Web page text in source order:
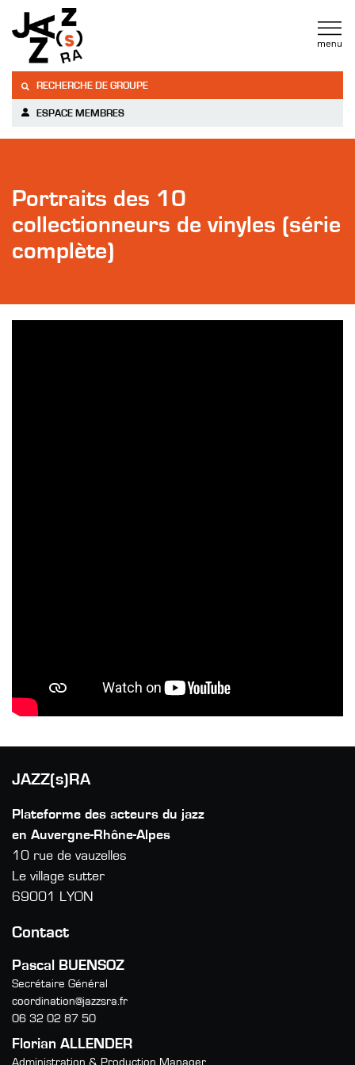
RECHERCHE DE GROUPE
ESPACE MEMBRES
Portraits des 10
collectionneurs de vinyles (série
complète)
JAZZ(s)RA
Plateforme des acteurs du jazz
en Auvergne-Rhône-Alpes
10 rue de vauzelles
Le village sutter
69001 LYON
Contact
Pascal BUENSOZ
Secrétaire Général
coordination@jazzsra.fr
06 32 02 87 50
Florian ALLENDER
Administration & Production Manager